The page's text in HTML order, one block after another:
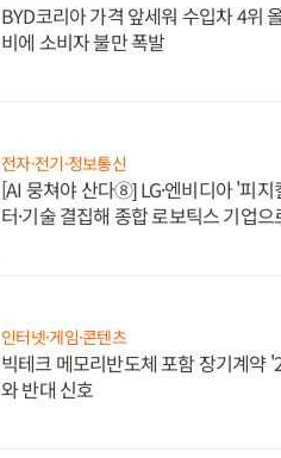
BYD코리아 가격 앞세워 수입차 4위
비에 소비자 불만 폭발
전자·전기·정보통신
[AI 뭉쳐야 산다⑧] LG·엔비디아 '피지
터·기술 결집해 종합 로보틱스 기업으
인터넷·게임·콘텐츠
빅테크 메모리반도체 포함 장기계약
와 반대 신호